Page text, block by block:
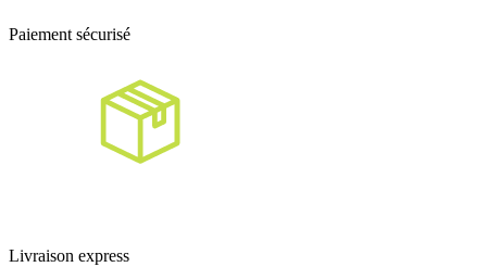
Paiement sécurisé
Livraison express